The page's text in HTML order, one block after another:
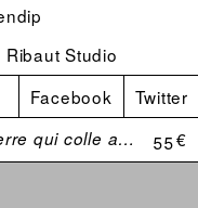
Studio
Facebook Twitter
la terre amoureuse (se dit de la terre qui colle aux bottes) 55 €